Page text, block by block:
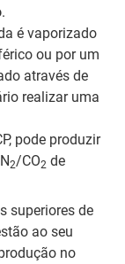
.
é vaporizado
ou por um
através de
realizar uma
pode produzir
2/CO2 de
superiores de
ao seu
no